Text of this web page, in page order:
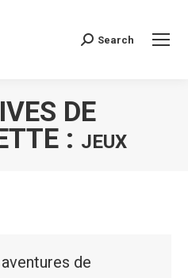
Recherche
Search
DE
: JEUX
de